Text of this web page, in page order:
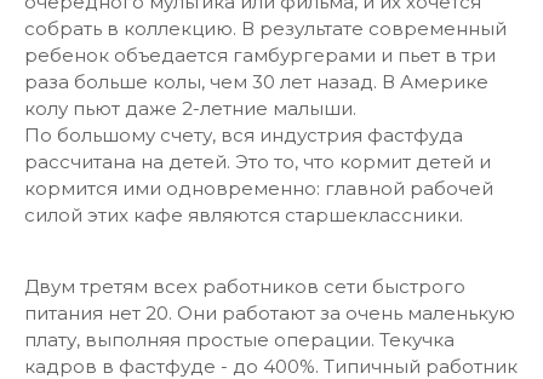
собрать в коллекцию. В результате современный
ребенок объедается гамбургерами и пьет в три
раза больше колы, чем 30 лет назад. В Америке
колу пьют даже 2-летние малыши.
По большому счету, вся индустрия фастфуда
рассчитана на детей. Это то, что кормит детей и
кормится ими одновременно: главной рабочей
силой этих кафе являются старшеклассники.
Двум третям всех работников сети быстрого
питания нет 20. Они работают за очень маленькую
плату, выполняя простые операции. Текучка
кадров в фастфуде - до 400%. Типичный работник